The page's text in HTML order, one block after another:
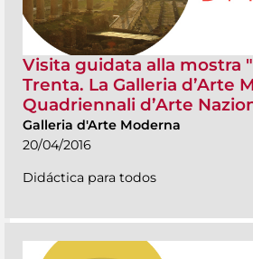
Visita guidata alla mostra
Trenta. La Galleria d’Arte
Quadriennali d’Arte
Galleria d'Arte Moderna
20/04/2016
Didáctica para todos